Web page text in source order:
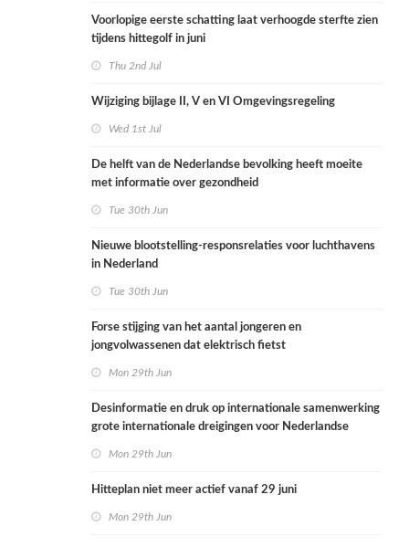
Voorlopige eerste schatting laat verhoogde sterfte zien
tijdens hittegolf in juni
Thu 2nd Jul
Wijziging bijlage II, V en VI Omgevingsregeling
Wed 1st Jul
De helft van de Nederlandse bevolking heeft moeite
met informatie over gezondheid
Tue 30th Jun
Nieuwe blootstelling-responsrelaties voor luchthavens
in Nederland
Tue 30th Jun
Forse stijging van het aantal jongeren en
jongvolwassenen dat elektrisch fietst
Mon 29th Jun
Desinformatie en druk op internationale samenwerking
grote internationale dreigingen voor Nederlandse
Mon 29th Jun
Hitteplan niet meer actief vanaf 29 juni
Mon 29th Jun